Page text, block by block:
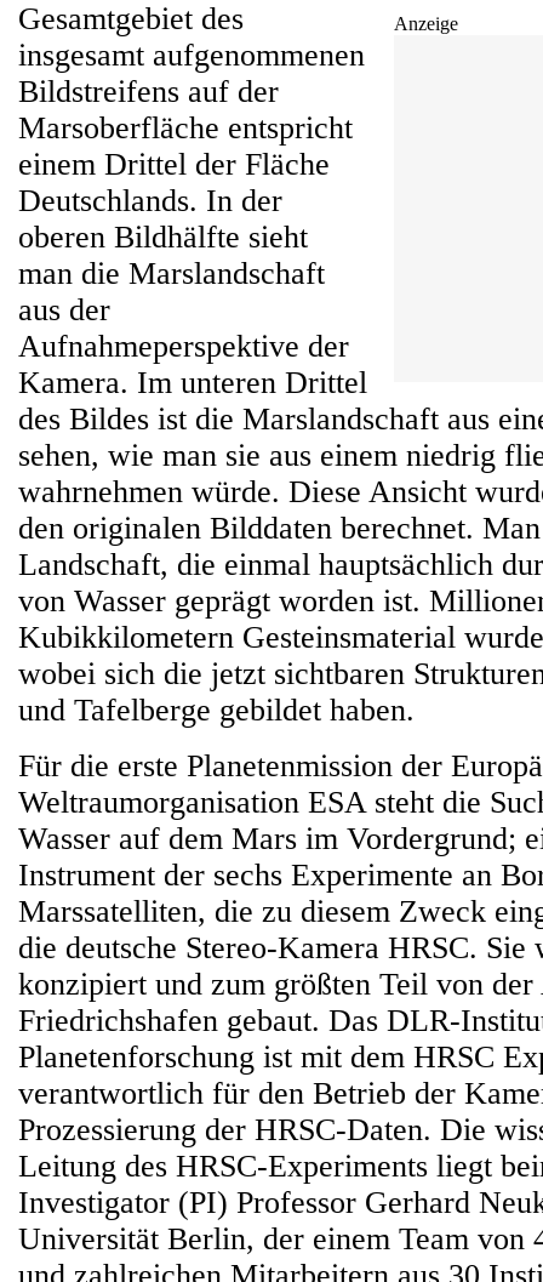
Anzeige
Gesamtgebiet des
insgesamt aufgenommenen
Bildstreifens auf der
Marsoberfläche entspricht
einem Drittel der Fläche
Deutschlands. In der
oberen Bildhälfte sieht
man die Marslandschaft
aus der
Aufnahmeperspektive der
Kamera. Im unteren Drittel
des Bildes ist die Marslandschaft aus
sehen, wie man sie aus einem niedrig
wahrnehmen würde. Diese Ansicht
den originalen Bilddaten berechnet.
Landschaft, die einmal hauptsächlich
von Wasser geprägt worden ist.
Kubikkilometern Gesteinsmaterial
wobei sich die jetzt sichtbaren
und Tafelberge gebildet haben.
Für die erste Planetenmission der
Weltraumorganisation ESA steht die
Wasser auf dem Mars im Vordergrund;
Instrument der sechs Experimente an
Marssatelliten, die zu diesem Zweck
die deutsche Stereo-Kamera HRSC.
konzipiert und zum größten Teil von
Friedrichshafen gebaut. Das DLR-
Planetenforschung ist mit dem HRSC
verantwortlich für den Betrieb der
Prozessierung der HRSC-Daten. Die
Leitung des HRSC-Experiments liegt
Investigator (PI) Professor Gerhard
Universität Berlin, der einem Team von